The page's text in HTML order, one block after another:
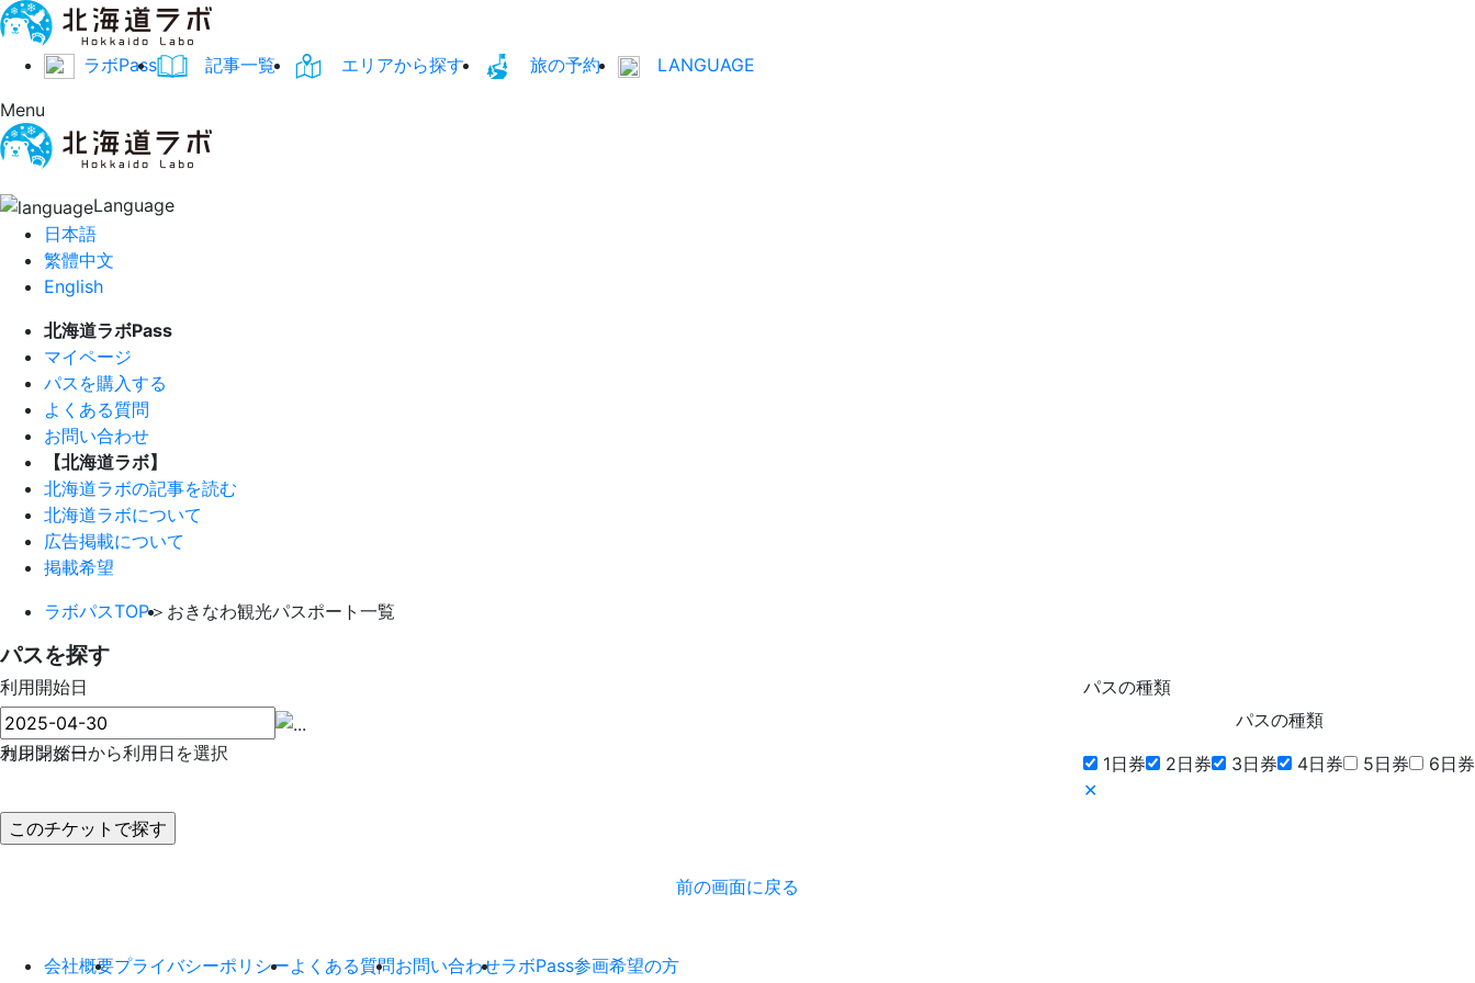
ラボPass 記事一覧 エリアから探す 旅の予約 LANGUAGE
Menu
Language
日本語
繁體中文
English
北海道ラボPass
マイページ
パスを購入する
よくある質問
お問い合わせ
【北海道ラボ】
北海道ラボの記事を読む
北海道ラボについて
広告掲載について
掲載希望
ラボパスTOP＞ おきなわ観光パスポート一覧
パスを探す
利用開始日
カレンダーから利用日を選択
利用開始日
パスの種類
パスの種類
1日券
2日券 3日券 4日券 5日券
6日券
✕
前の画面に戻る
会社概要プライバシーポリシーよくある質問お問い合わせラボPass参画希望の方